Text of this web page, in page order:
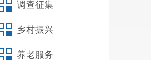
调查征集
乡村振兴
养老服务